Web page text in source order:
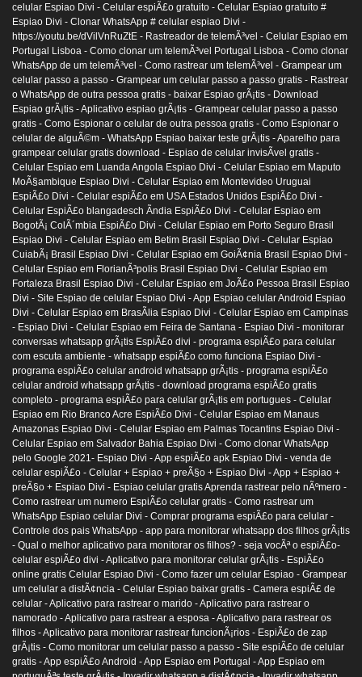
celular Espiao Divi - Celular espiÃ£o gratuito - Celular Espiao gratuito #
Espiao Divi - Clonar WhatsApp # celular espiao Divi -
https://youtu.be/dVilVnRuZtE - Rastreador de telemÃ³vel - Celular Espiao em
Portugal Lisboa - Como clonar um telemÃ³vel Portugal Lisboa - Como clonar
WhatsApp de um telemÃ³vel - Como rastrear um telemÃ³vel - Grampear um
celular passo a passo - Grampear um celular passo a passo gratis - Rastrear
o WhatsApp de outra pessoa gratis - baixar Espiao grÃ¡tis - Download
Espiao grÃ¡tis -Aplicativo espiao grÃ¡tis - Grampear celular passo a passo
gratis - Como Espionar o celular de outra pessoa gratis - Como Espionar o
celular de alguÃ©m - WhatsApp Espiao baixar teste grÃ¡tis -Aparelho para
grampear celular gratis download - Espiao de celular invisÃ­vel gratis -
Celular Espiao em Luanda Angola Espiao Divi - Celular Espiao em Maputo
MoÃ§ambique Espiao Divi - Celular Espiao em Montevideo Uruguai
EspiÃ£o Divi - Celular espiÃ£o em USA Estados Unidos EspiÃ£o Divi -
Celular EspiÃ£o blangadesch Ãndia EspiÃ£o Divi - Celular Espiao em
BogotÃ¡ ColÃ´mbia EspiÃ£o Divi - Celular Espiao em Porto Seguro Brasil
Espiao Divi - Celular Espiao em Betim Brasil Espiao Divi - Celular Espiao
CuiabÃ¡ Brasil Espiao Divi - Celular Espiao em GoiÃ¢nia Brasil Espiao Divi -
Celular Espiao em FlorianÃ³polis Brasil Espiao Divi - Celular Espiao em
Fortaleza Brasil Espiao Divi - Celular Espiao em JoÃ£o Pessoa Brasil Espiao
Divi - Site Espiao de celular Espiao Divi -App Espiao celular Android Espiao
Divi - Celular Espiao em BrasÃ­lia Espiao Divi - Celular Espiao em Campinas
- Espiao Divi - Celular Espiao em Feira de Santana - Espiao Divi - monitorar
conversas whatsapp grÃ¡tis EspiÃ£o divi - programa espiÃ£o para celular
com escuta ambiente - whatsapp espiÃ£o como funciona Espiao Divi -
programa espiÃ£o celular android whatsapp grÃ¡tis - programa espiÃ£o
celular android whatsapp grÃ¡tis - download programa espiÃ£o gratis
completo - programa espiÃ£o para celular grÃ¡tis em portugues - Celular
Espiao em Rio Branco Acre EspiÃ£o Divi - Celular Espiao em Manaus
Amazonas Espiao Divi - Celular Espiao em Palmas Tocantins Espiao Divi -
Celular Espiao em Salvador Bahia Espiao Divi - Como clonar WhatsApp
pelo Google 2021- Espiao Divi -App espiÃ£o apk Espiao Divi - venda de
celular espiÃ£o - Celular + Espiao + preÃ§o + Espiao Divi -App + Espiao +
preÃ§o + Espiao Divi - Espiao celular gratis Aprenda rastrear pelo nÃºmero -
Como rastrear um numero EspiÃ£o celular gratis - Como rastrear um
WhatsApp Espiao celular Divi - Comprar programa espiÃ£o para celular -
Controle dos pais WhatsApp - app para monitorar whatsapp dos filhos grÃ¡tis
- Qual o melhor aplicativo para monitorar os filhos? - seja vocÃª o espiÃ£o-
celular espiÃ£o divi -Aplicativo para monitorar celular grÃ¡tis - EspiÃ£o
online gratis Celular Espiao Divi - Como fazer um celular Espiao - Grampear
um celular a distÃ¢ncia - Celular Espiao baixar gratis - Camera espiÃ£ de
celular -Aplicativo para rastrear o marido -Aplicativo para rastrear o
namorado -Aplicativo para rastrear a esposa -Aplicativo para rastrear os
filhos -Aplicativo para monitorar rastrear funcionÃ¡rios - EspiÃ£o de zap
grÃ¡tis - Como monitorar um celular passo a passo - Site espiÃ£o de celular
gratis -App espiÃ£o Android -App Espiao em Portugal -App Espiao em